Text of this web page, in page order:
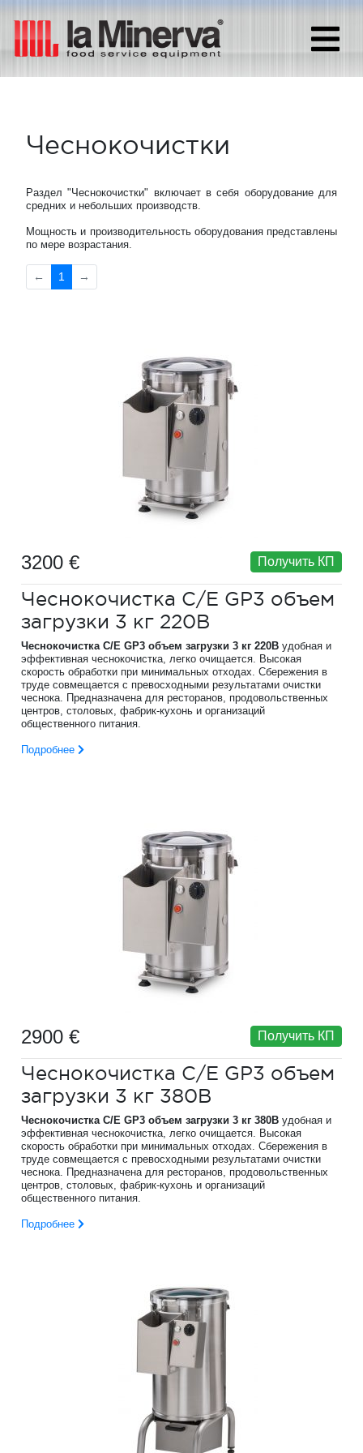
Чеснокочистки
Раздел "Чеснокочистки" включает в себя оборудование для
средних и небольших производств.
Мощность и производительность оборудования представлены
по мере возрастания.
← 1 →
3200 € Получить КП
Чеснокочистка C/E GP3 объем
загрузки 3 кг 220В
Чеснокочистка C/E GP3 объем загрузки 3 кг 220В удобная и
эффективная чеснокочистка, легко очищается. Высокая
скорость обработки при минимальных отходах. Сбережения в
труде совмещается с превосходными результатами очистки
чеснока. Предназначена для ресторанов, продовольственных
центров, столовых, фабрик-кухонь и организаций
общественного питания.
Подробнее
2900 € Получить КП
Чеснокочистка C/E GP3 объем
загрузки 3 кг 380В
Чеснокочистка C/E GP3 объем загрузки 3 кг 380В удобная и
эффективная чеснокочистка, легко очищается. Высокая
скорость обработки при минимальных отходах. Сбережения в
труде совмещается с превосходными результатами очистки
чеснока. Предназначена для ресторанов, продовольственных
центров, столовых, фабрик-кухонь и организаций
общественного питания.
Подробнее